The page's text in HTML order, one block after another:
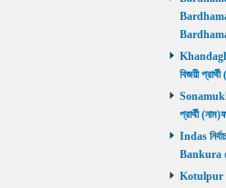
বিজয়ী
Sonamukhi
প্রার্থী
Indas
Bankura
Kotulpur